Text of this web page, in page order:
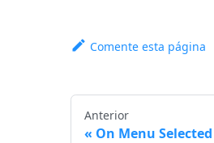
Comente esta página
Anterior
On Menu Selected